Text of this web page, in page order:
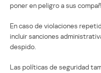
poner en peligro a sus
En caso de violaciones
incluir sanciones
despido.
Las políticas de seguridad